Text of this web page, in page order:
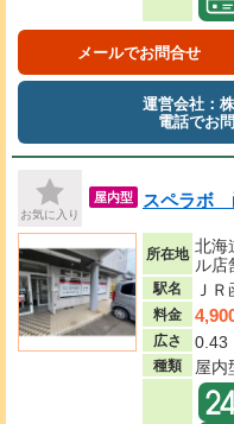
メールでお問合せ
運営会社：
電話でお
お気に入り
屋内型 スペラボ
所在地 北海
ル店
駅名 Ｊ
料金
広さ 0.43
種類 屋内